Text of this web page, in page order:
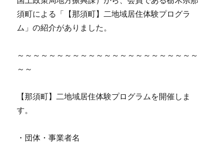
須町による「【那須町】二地域居住体験プログラ
ム」の紹介がありました。
～～～～～～～～～～～～～～～～～～～～～～～
～～
【那須町】二地域居住体験プログラムを開催しま
す。
・団体・事業者名